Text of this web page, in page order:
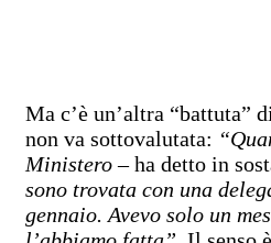
Ma c’è un’altra “battuta”
non va sottovalutata:
Ministero– ha detto in
sono trovata con una
gennaio. Avevo solo un